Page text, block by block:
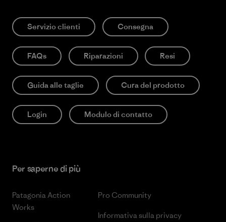
Servizio clienti Consegna
FAQs Riparazioni Resi
Guida alle taglie Cura del prodotto
Login Modulo di contatto
Per saperne di più
Patagonia Action
Works
Pro Community
Informativa sulla privacy